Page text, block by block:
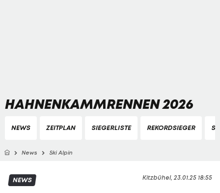
HAHNENKAMMRENNEN 2026
NEWS ZEITPLAN SIEGERLISTE REKORDSIEGER
News Ski Alpin
Kitzbühel, 23.01.25 18:55
NEWS